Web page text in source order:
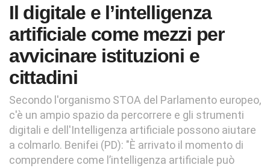
Il digitale e l’intelligenza
artificiale come mezzi per
avvicinare istituzioni e
cittadini
Secondo l'organismo STOA del Parlamento europeo,
c'è un ampio spazio da percorrere e gli strumenti
digitali e dell'Intelligenza artificiale possono aiutare
a colmarlo. Benifei (PD): "È arrivato il momento di
comprendere come l’intelligenza artificiale può